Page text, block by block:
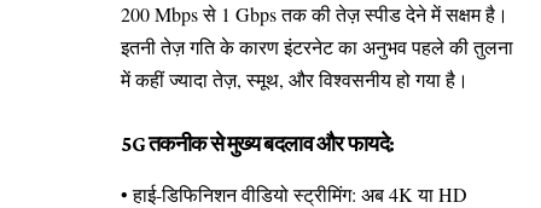
200 Mbps से 1 Gbps तक की तेज़ स्पीड देने में सक्षम है।
इतनी तेज़ गति के कारण इंटरनेट का अनुभव पहले की तुलना
में कहीं ज्यादा तेज़, स्मूथ, और विश्वसनीय हो गया है।
5G तकनीक से मुख्य बदलाव और फायदे:
• हाई-डिफिनिशन वीडियो स्ट्रीमिंग: अब 4K या HD